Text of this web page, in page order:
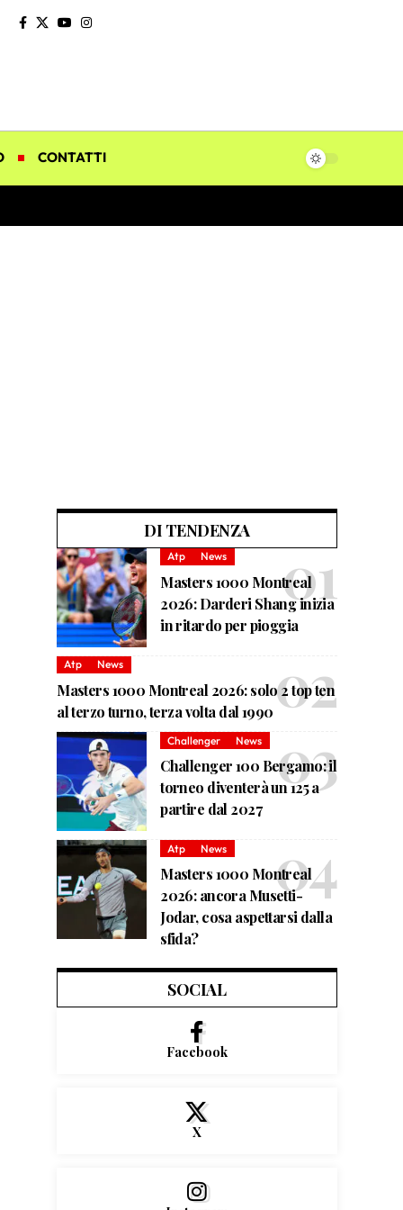
CONTATTI
DI TENDENZA
Atp News
Masters 1000 Montreal
2026: Darderi Shang inizia
in ritardo per pioggia
Atp News
Masters 1000 Montreal 2026: solo 2 top ten
al terzo turno, terza volta dal 1990
Challenger News
Challenger 100 Bergamo: il
torneo diventerà un 125 a
partire dal 2027
Atp News
Masters 1000 Montreal
2026: ancora Musetti-
Jodar, cosa aspettarsi dalla
sfida?
SOCIAL
Facebook
X